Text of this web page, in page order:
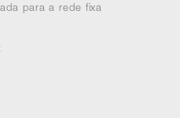
para a rede fixa